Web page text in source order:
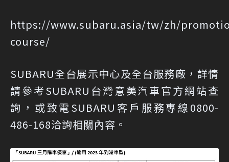
https://www.subaru.asia/tw/zh/
course/
SUBARU全台展示中心及全台服務廠，詳情
請參考SUBARU台灣意美汽車官方網站查
詢，或致電SUBARU客戶服務專線0800-
486-168洽詢相關內容。